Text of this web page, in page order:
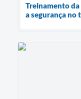
Treinamento
a segurança no